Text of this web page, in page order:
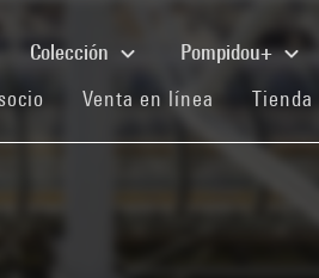
Colección Pompidou+
(current)
Venta en línea (current)
Tienda